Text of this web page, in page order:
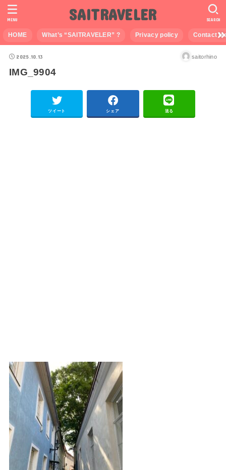
SAITRAVELER
HOME What’s “SAITRAVELER” ? Privacy policy Contact
SEARCH
MENU
2025.10.13 saitorhino
IMG_9904
ツイート シェア 送る